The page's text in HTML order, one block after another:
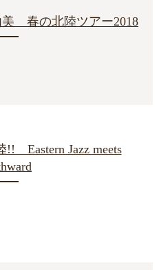
春の北陸ツアー2018
Eastern Jazz meets